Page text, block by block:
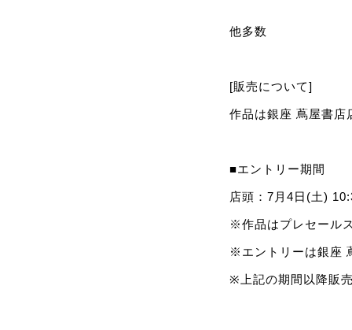
他多数
[販売について]
作品は銀座 蔦屋書店
■エントリー期間
店頭：7月4日(土)
※作品はプレセール
※エントリーは銀座
※上記の期間以降販